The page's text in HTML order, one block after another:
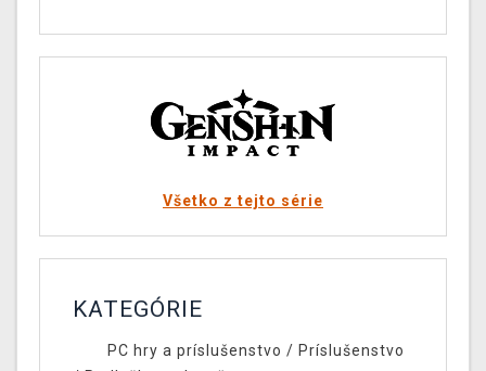
Všetko z tejto série
KATEGÓRIE
PC hry a príslušenstvo / Príslušenstvo